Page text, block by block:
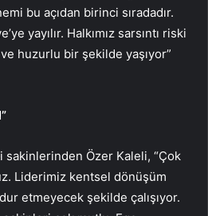
bu açıdan birinci sıradadır.
yayılır. Halkımız sarsıntı riski
huzurlu bir şekilde yaşıyor”
sakinlerinden Özer Kaleli, “Çok
Liderimiz kentsel dönüşüm
etmeyecek şekilde çalışıyor.